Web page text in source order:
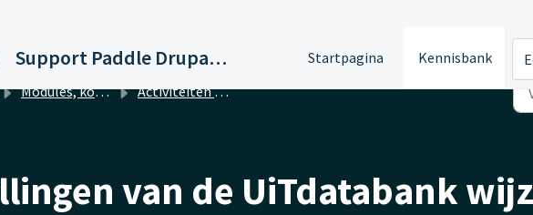
Support Paddle Drupal 11 Startpagina Kennisbank
Modules, koppelingen en integraties Activiteiten - UiTinVlaanderen
van de UiTdatabank